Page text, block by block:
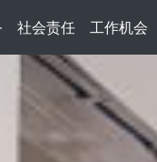
社会责任 工作机会